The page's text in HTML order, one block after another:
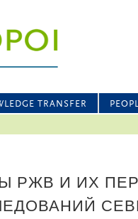
TRANSFER
РЖВ И ИХ